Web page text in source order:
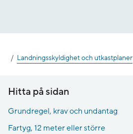
Landningsskyldighet och utkastplaner
Hitta på sidan
Grundregel, krav och undantag
Fartyg, 12 meter eller större